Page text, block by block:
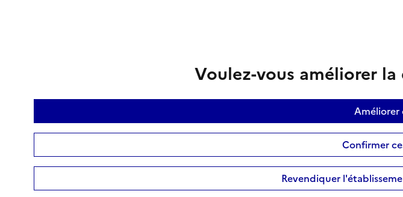
Voulez-vous améliorer
Confirmer
Revendiquer